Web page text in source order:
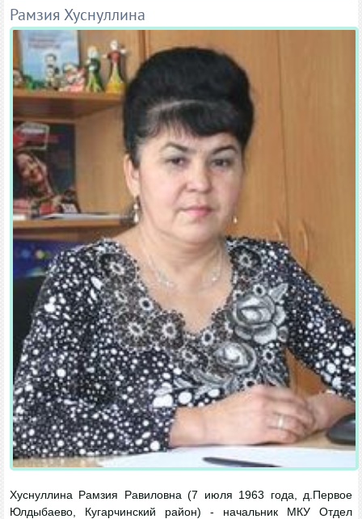
Рамзия Хуснуллина
Хуснуллина Рамзия Равиловна (7 июля 1963 года, д.Первое
Юлдыбаево, Кугарчинский район) - начальник МКУ Отдел